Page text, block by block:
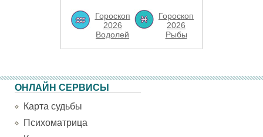
Гороскоп
2026
Водолей
Гороскоп
2026
Рыбы
ОНЛАЙН СЕРВИСЫ
Карта судьбы
Психоматрица